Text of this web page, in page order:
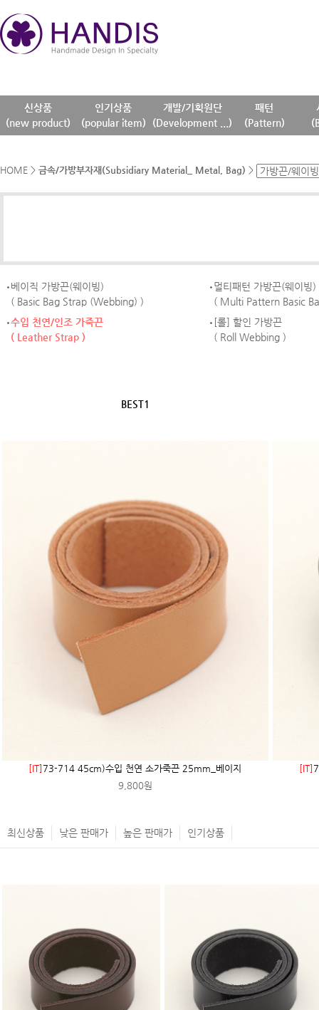
신상품
(new product)
인기상품
(popular item)
개발/기획원단
(Development ...)
패턴
(Pattern)
HOME > 금속/가방부자재(Subsidiary Material_ Metal, Bag) >
베이직 가방끈(웨이빙)
( Basic Bag Strap (Webbing) )
멀티패턴 가방끈(웨이빙)
( Multi Pattern Basic
수입 천연/인조 가죽끈
( Leather Strap )
[롤] 할인 가방끈
( Roll Webbing )
BEST1
[IT] 73-714 45cm)수입 천연 소가죽끈 25mm_베이지
9,800원
[IT]
최신상품 낮은 판매가 높은 판매가 인기상품